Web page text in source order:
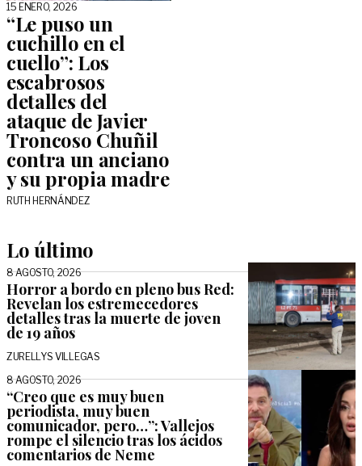
15 ENERO, 2026
“Le puso un
cuchillo en el
cuello”: Los
escabrosos
detalles del
ataque de Javier
Troncoso Chuñil
contra un anciano
y su propia madre
RUTH HERNÁNDEZ
Lo último
8 AGOSTO, 2026
Horror a bordo en pleno bus Red:
Revelan los estremecedores
detalles tras la muerte de joven
de 19 años
ZURELLYS VILLEGAS
8 AGOSTO, 2026
“Creo que es muy buen
periodista, muy buen
comunicador, pero…”: Vallejos
rompe el silencio tras los ácidos
comentarios de Neme